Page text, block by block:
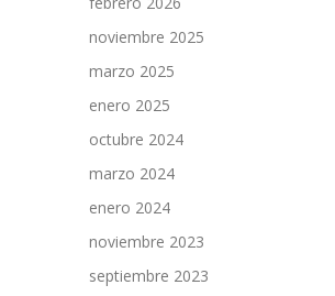
noviembre 2025
marzo 2025
enero 2025
octubre 2024
marzo 2024
enero 2024
noviembre 2023
septiembre 2023